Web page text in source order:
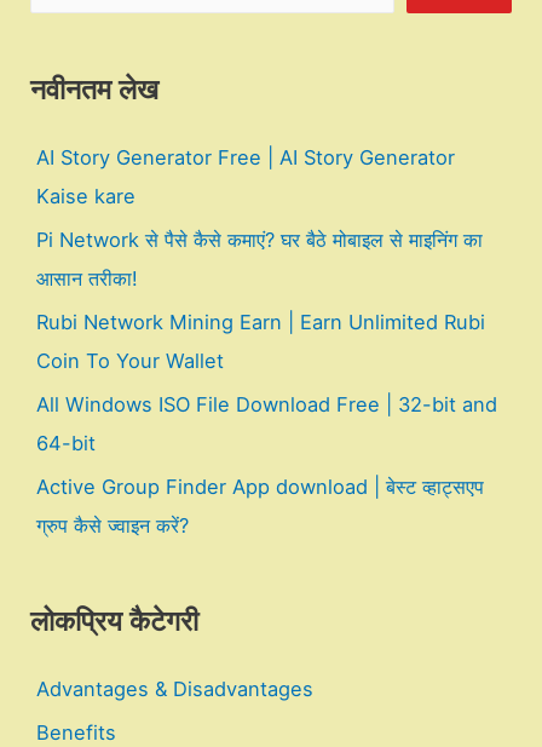
नवीनतम लेख
AI Story Generator Free | AI Story Generator
Kaise kare
Pi Network से पैसे कैसे कमाएं? घर बैठे मोबाइल से माइनिंग का
आसान तरीका!
Rubi Network Mining Earn | Earn Unlimited Rubi
Coin To Your Wallet
All Windows ISO File Download Free | 32-bit and
64-bit
Active Group Finder App download | बेस्ट व्हाट्सएप
ग्रुप कैसे ज्वाइन करें?
लोकप्रिय कैटेगरी
Advantages & Disadvantages
Benefits